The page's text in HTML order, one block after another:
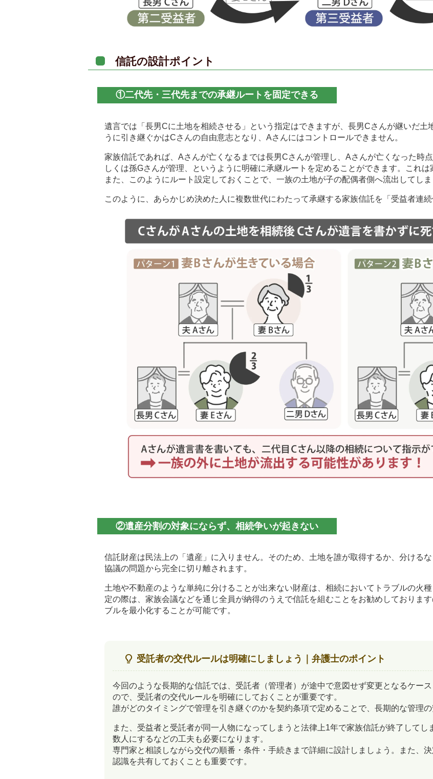
信託の設計ポイント
①二代先・三代先までの承継ルートを固定できる
遺言では「長男Cに土地を相続させる」という指定はできますが、長男Cさんが継いだ土
うに引き継ぐかはCさんの自由意志となり、Aさんにはコントロールできません。
家族信託であれば、Aさんが亡くなるまでは長男Cさんが管理し、Aさんが亡くなった時
しくは孫Gさんが管理、というように明確に承継ルートを定めることができます。これは
また、このようにルート設定しておくことで、一族の土地が子の配偶者側へ流出してし
このように、あらかじめ決めた人に複数世代にわたって承継する家族信託を「受益者連続
②遺産分割の対象にならず、相続争いが起きない
信託財産は民法上の「遺産」に入りません。そのため、土地を誰が取得するか、分ける
協議の問題から完全に切り離されます。
土地や不動産のような単純に分けることが出来ない財産は、相続においてトラブルの火
定の際は、家族会議などを通じ全員が納得のうえで信託を組むことをお勧めしておりま
ブルを最小化することが可能です。
lightbulb_2 受託者の交代ルールは明確にしましょう｜弁護士のポイント
今回のような長期的な信託では、受託者（管理者）が途中で意図せず変更となるケー
ので、受託者の交代ルールを明確にしておくことが重要です。
誰がどのタイミングで管理を引き継ぐのかを契約条項で定めることで、長期的な管理の
また、受益者と受託者が同一人物になってしまうと法律上1年で家族信託が終了して
数人にするなどの工夫も必要になります。
専門家と相談しながら交代の順番・条件・手続きまで詳細に設計しましょう。また、
認識を共有しておくことも重要です。